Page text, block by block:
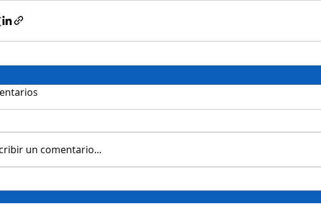
un comentario...